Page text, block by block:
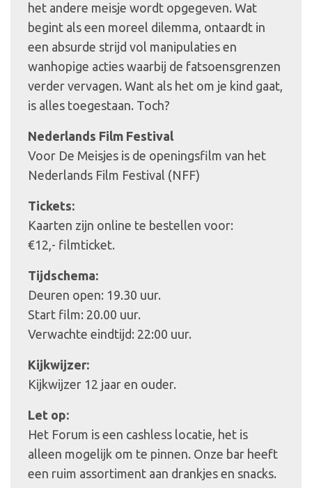
het andere meisje wordt opgegeven. Wat
begint als een moreel dilemma, ontaardt in
een absurde strijd vol manipulaties en
wanhopige acties waarbij de fatsoensgrenzen
verder vervagen. Want als het om je kind gaat,
is alles toegestaan. Toch?
Nederlands Film Festival
Voor De Meisjes is de openingsfilm van het
Nederlands Film Festival (NFF)
Tickets:
Kaarten zijn online te bestellen voor:
€12,- filmticket.
Tijdschema:
Deuren open: 19.30 uur.
Start film: 20.00 uur.
Verwachte eindtijd: 22:00 uur.
Kijkwijzer:
Kijkwijzer 12 jaar en ouder.
Let op:
Het Forum is een cashless locatie, het is
alleen mogelijk om te pinnen. Onze bar heeft
een ruim assortiment aan drankjes en snacks.